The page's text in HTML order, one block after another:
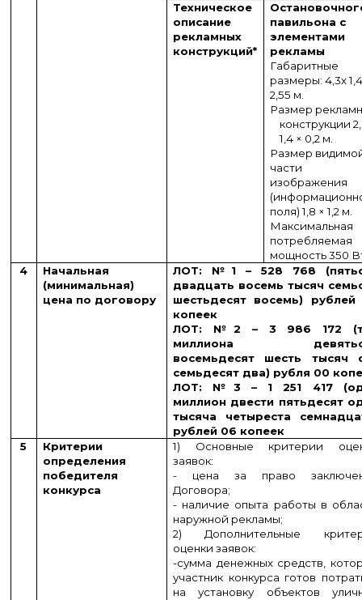
Техническое
описание
рекламных
конструкций*
павильона с
элементами
рекламы
Габаритные
размеры: 4,3х
2,55 м.
Размер
конструкции
1,4 × 0,2 м.
Размер
части
изображения
поля) 1,8 × 1,2 м.
Максимальная
потребляемая
мощность 350
4
Начальная
(минимальная)
цена по договору
ЛОТ: №1 – 528 768
двадцать восемь тысяч
шестьдесят восемь) рублей
копеек
ЛОТ: №2 – 3 986 172
миллиона
восемьдесят шесть тысяч
семьдесят два) рубля 00
ЛОТ: №3 – 1 251 417
миллион двести пятьдесят
тысяча четыреста
рублей 06 копеек
5
Критерии
определения
победителя
конкурса
1) Основные критерии
заявок:
- цена за право
Договора;
- наличие опыта работы в
наружной рекламы;
2) Дополнительные
оценки заявок:
-сумма денежных средств,
участник конкурса готов
на установку объектов